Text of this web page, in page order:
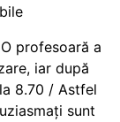
profesoară a
iar după
8.70 / Astfel
sunt